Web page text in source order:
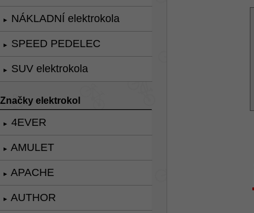
► NÁKLADNÍ elektrokola
► SPEED PEDELEC
► SUV elektrokola
Značky elektrokol
► 4EVER
► AMULET
► APACHE
► AUTHOR